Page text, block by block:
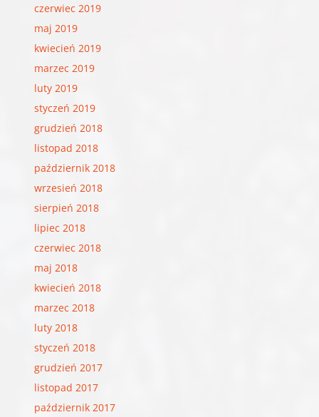
czerwiec 2019
maj 2019
kwiecień 2019
marzec 2019
luty 2019
styczeń 2019
grudzień 2018
listopad 2018
październik 2018
wrzesień 2018
sierpień 2018
lipiec 2018
czerwiec 2018
maj 2018
kwiecień 2018
marzec 2018
luty 2018
styczeń 2018
grudzień 2017
listopad 2017
październik 2017